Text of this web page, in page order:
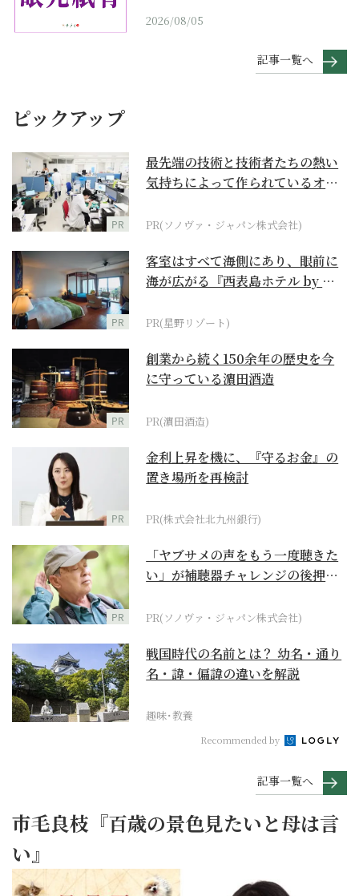
2026/08/05
記事一覧へ
ピックアップ
PR
最先端の技術と技術者たちの熱い
気持ちによって作られているオー
PR(ソノヴァ・ジャパン株式会社)
PR
客室はすべて海側にあり、眼前に
海が広がる『西表島ホテル by 星
PR(星野リゾート)
PR
創業から続く150余年の歴史を今
に守っている濵田酒造
PR(濵田酒造)
PR
金利上昇を機に、『守るお金』の
置き場所を再検討
PR(株式会社北九州銀行)
PR
「ヤブサメの声をもう一度聴きた
い」が補聴器チャレンジの後押し
PR(ソノヴァ・ジャパン株式会社)
戦国時代の名前とは？ 幼名・通り
名・諱・偏諱の違いを解説
趣味･教養
Recommended by
記事一覧へ
市毛良枝『百歳の景色見たいと母は言
い』